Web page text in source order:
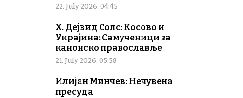
22. July 2026. 04:45
Х. Дејвид Солс: Косово и
Украјина: Самученици за
канонско православље
21. July 2026. 05:58
Илијан Минчев: Нечувена
пресуда